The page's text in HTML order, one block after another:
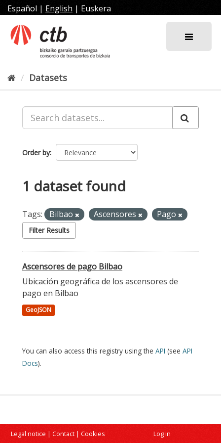
Skip
to
content
Español | English | Euskera
Datasets
Order by
1 dataset found
Tags: Bilbao Ascensores Pago
Filter Results
Ascensores de pago Bilbao
Ubicación geográfica de los ascensores de
pago en Bilbao
GeoJSON
You can also access this registry using the API (see API
Docs).
Legal notice | Contact | Cookies Log in